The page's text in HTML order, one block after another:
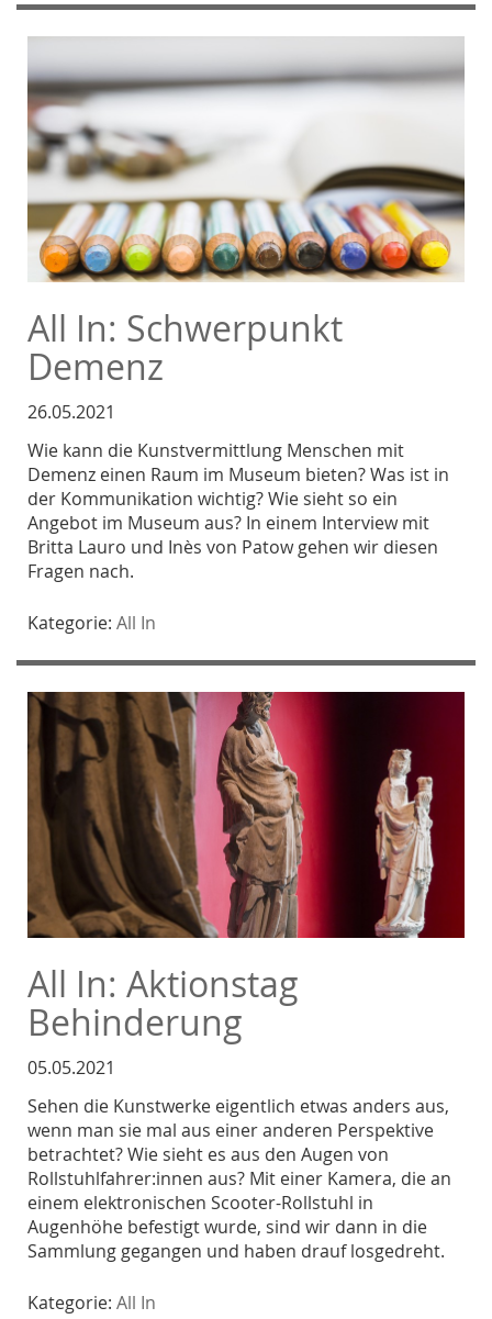
All In: Schwerpunkt
Demenz
26.05.2021
Wie kann die Kunstvermittlung Menschen mit
Demenz einen Raum im Museum bieten? Was ist in
der Kommunikation wichtig? Wie sieht so ein
Angebot im Museum aus? In einem Interview mit
Britta Lauro und Inès von Patow gehen wir diesen
Fragen nach.
Kategorie: All In
All In: Aktionstag
Behinderung
05.05.2021
Sehen die Kunstwerke eigentlich etwas anders aus,
wenn man sie mal aus einer anderen Perspektive
betrachtet? Wie sieht es aus den Augen von
Rollstuhlfahrer:innen aus? Mit einer Kamera, die an
einem elektronischen Scooter-Rollstuhl in
Augenhöhe befestigt wurde, sind wir dann in die
Sammlung gegangen und haben drauf losgedreht.
Kategorie: All In